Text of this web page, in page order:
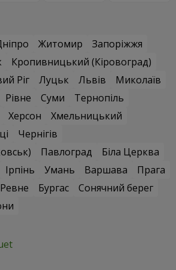
Житомир
Запоріжжя
Кропивницький (Кіровоград)
Ріг Луцьк Львів
Миколаїв
Рівне Суми
Тернопіль
Херсон
Хмельницький
Чернігів
Павлоград
Біла Церква
Ірпінь Умань Варшава
Прага
Ревне Бургас
Сонячний берег